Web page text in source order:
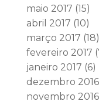
maio 2017 (15)
abril 2017 (10)
março 2017 (18)
fevereiro 2017
janeiro 2017 (6)
dezembro 2016
novembro 2016